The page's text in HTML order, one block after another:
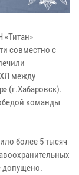
совместно с
между
(г.Хабаровск).
команды
более 5 тысяч
допущено.